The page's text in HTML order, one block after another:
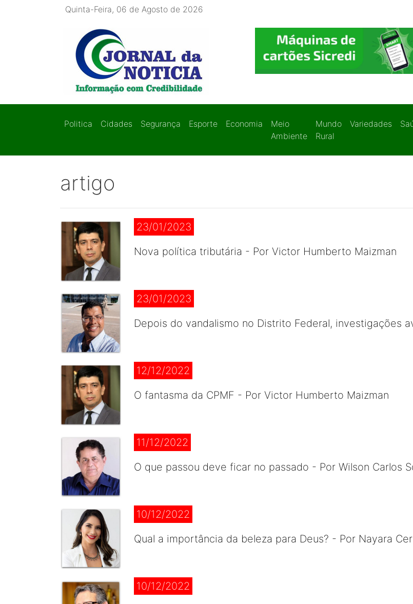
Quinta-Feira, 06 de Agosto de 2026
Politica Cidades Segurança Esporte Economia
Meio
Ambiente
Mundo
Rural
Variedades
artigo
23/01/2023
Nova política tributária - Por Victor Humberto Maizman
23/01/2023
Depois do vandalismo no Distrito Federal, investigações
12/12/2022
O fantasma da CPMF - Por Victor Humberto Maizman
11/12/2022
O que passou deve ficar no passado - Por Wilson Carlos
10/12/2022
Qual a importância da beleza para Deus? - Por Nayara
10/12/2022